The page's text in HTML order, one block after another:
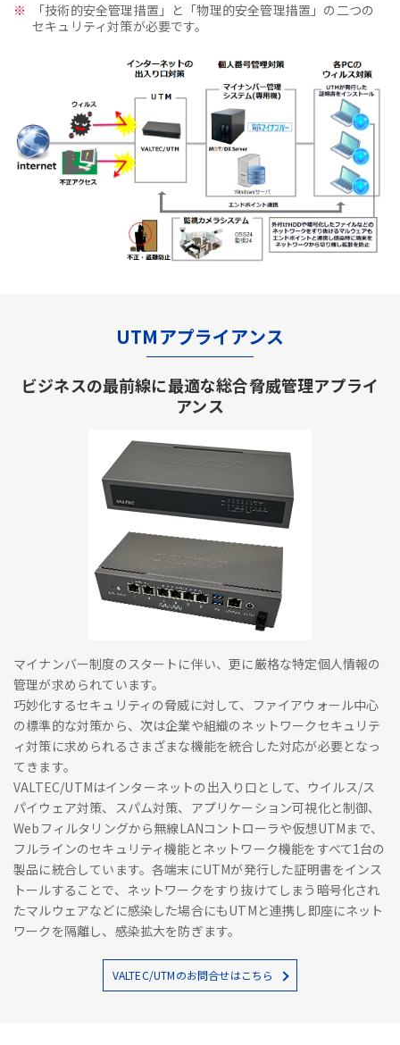
「技術的安全管理措置」と「物理的安全管理措置」の二つの
セキュリティ対策が必要です。
UTMアプライアンス
ビジネスの最前線に最適な総合脅威管理アプライ
アンス
マイナンバー制度のスタートに伴い、更に厳格な特定個人情報の
管理が求められています。
巧妙化するセキュリティの脅威に対して、ファイアウォール中心
の標準的な対策から、次は企業や組織のネットワークセキュリテ
ィ対策に求められるさまざまな機能を統合した対応が必要となっ
てきます。
VALTEC/UTMはインターネットの出入り口として、ウイルス/ス
パイウェア対策、スパム対策、アプリケーション可視化と制御、
Webフィルタリングから無線LANコントローラや仮想UTMまで、
フルラインのセキュリティ機能とネットワーク機能をすべて1台の
製品に統合しています。各端末にUTMが発行した証明書をインス
トールすることで、ネットワークをすり抜けてしまう暗号化され
たマルウェアなどに感染した場合にもUTMと連携し即座にネット
ワークを隔離し、感染拡大を防ぎます。
VALTEC/UTMのお問合せはこちら